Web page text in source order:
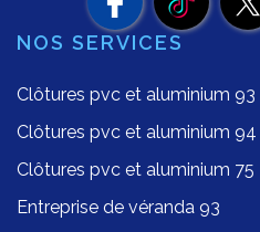
NOS SERVICES
Clôtures pvc et aluminium 93
Clôtures pvc et aluminium 94
Clôtures pvc et aluminium 75
Entreprise de véranda 93